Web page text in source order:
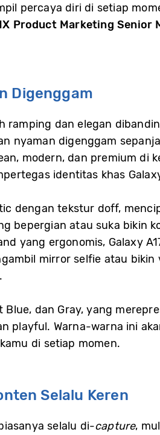
percaya diri di setiap
Product Marketing Senior
Digenggam
ramping dan elegan
nyaman digenggam
modern, dan premium di
identitas khas
dengan tekstur doff,
bepergian atau suka bikin
yang ergonomis, Galaxy
mirror selfie atau
dan Gray, yang
playful. Warna-warna ini
di setiap momen.
Selalu Keren
selalu di-capture,